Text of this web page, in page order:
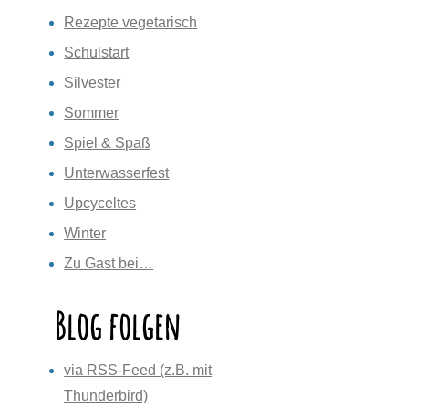
Rezepte vegetarisch
Schulstart
Silvester
Sommer
Spiel & Spaß
Unterwasserfest
Upcyceltes
Winter
Zu Gast bei…
Blog folgen
via RSS-Feed (z.B. mit
Thunderbird)